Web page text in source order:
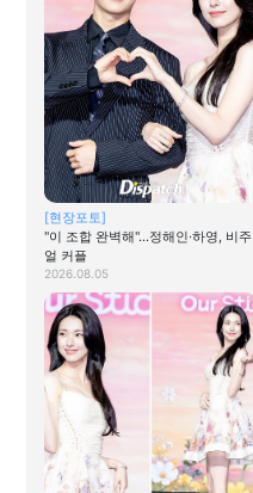
[현장포토]
"이 조합 완벽해"…정해인·하영, 비주
얼 커플
2026.08.05